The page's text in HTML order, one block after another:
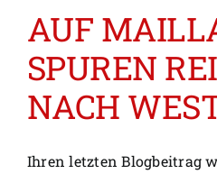
AUF
SPUREN
NACH
Ihren letzten Blogbeitrag